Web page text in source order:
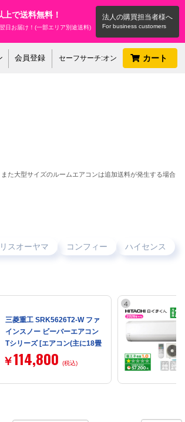
法人の購買担当者様へ
上で送料無料！
日お届け！(一部エリア別途送料)
会員登録 セーフサーチ:オン カート
た大型サイズのルームエアコンは追加送料が発生する場合
スオーヤマ コンフィー ハイセンス
三菱重工 SRK5626T2-W ファ
インスノー ビーバーエアコン
Tシリーズ [エアコン(主に18畳
用・単相200V)]【まとめ買い
対象B】
￥114,800 (税込)